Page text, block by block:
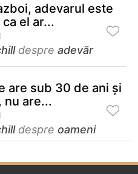
adevarul este
el ar...
despre adevăr
are sub 30 de ani și
nu are...
despre oameni